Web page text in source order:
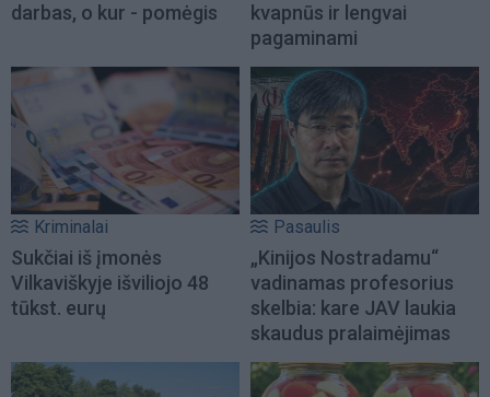
darbas, o kur - pomėgis
kvapnūs ir lengvai
pagaminami
Kriminalai
Sukčiai iš įmonės
Vilkaviškyje išviliojo 48
tūkst. eurų
Pasaulis
„Kinijos Nostradamu“
vadinamas profesorius
skelbia: kare JAV laukia
skaudus pralaimėjimas